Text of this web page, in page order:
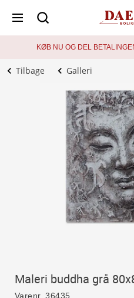
KØB NU OG DEL
Tilbage Galleri
Maleri buddha grå
Varenr. 36435